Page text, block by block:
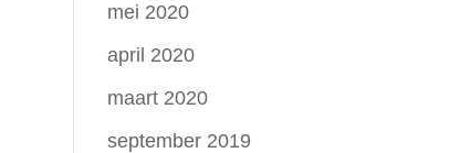
mei 2020
april 2020
maart 2020
september 2019